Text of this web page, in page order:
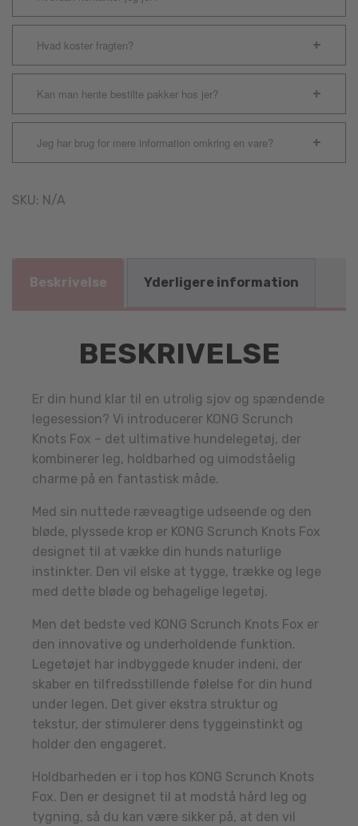
Hvad koster fragten?
Kan man hente bestilte pakker hos jer?
Jeg har brug for mere information omkring en vare?
SKU: N/A
Beskrivelse Yderligere information
BESKRIVELSE
Er din hund klar til en utrolig sjov og spændende
legesession? Vi introducerer KONG Scrunch
Knots Fox – det ultimative hundelegetøj, der
kombinerer leg, holdbarhed og uimodståelig
charme på en fantastisk måde.
Med sin nuttede ræveagtige udseende og den
bløde, plyssede krop er KONG Scrunch Knots Fox
designet til at vække din hunds naturlige
instinkter. Den vil elske at tygge, trække og lege
med dette bløde og behagelige legetøj.
Men det bedste ved KONG Scrunch Knots Fox er
den innovative og underholdende funktion.
Legetøjet har indbyggede knuder indeni, der
skaber en tilfredsstillende følelse for din hund
under legen. Det giver ekstra struktur og
tekstur, der stimulerer dens tyggeinstinkt og
holder den engageret.
Holdbarheden er i top hos KONG Scrunch Knots
Fox. Den er designet til at modstå hård leg og
tygning, så du kan være sikker på, at den vil